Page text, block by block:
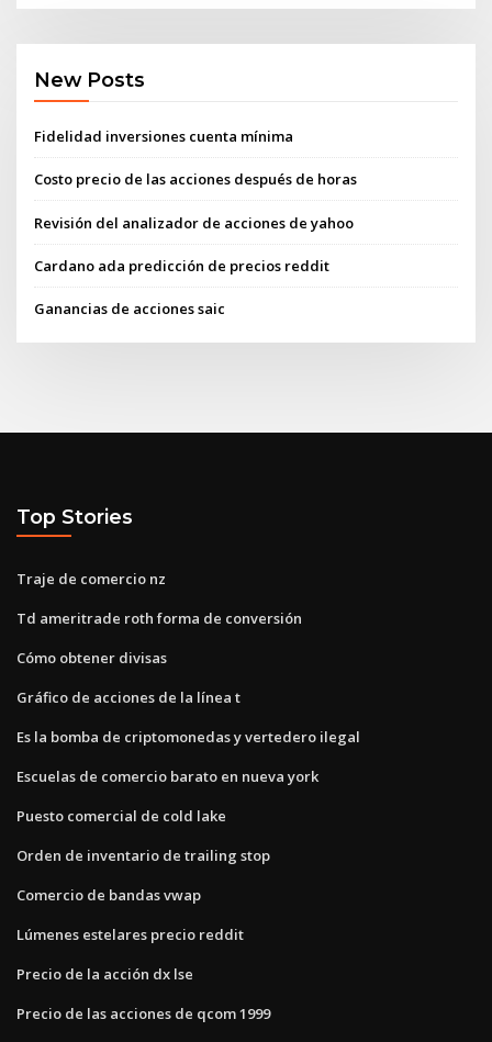
New Posts
Fidelidad inversiones cuenta mínima
Costo precio de las acciones después de horas
Revisión del analizador de acciones de yahoo
Cardano ada predicción de precios reddit
Ganancias de acciones saic
Top Stories
Traje de comercio nz
Td ameritrade roth forma de conversión
Cómo obtener divisas
Gráfico de acciones de la línea t
Es la bomba de criptomonedas y vertedero ilegal
Escuelas de comercio barato en nueva york
Puesto comercial de cold lake
Orden de inventario de trailing stop
Comercio de bandas vwap
Lúmenes estelares precio reddit
Precio de la acción dx lse
Precio de las acciones de qcom 1999